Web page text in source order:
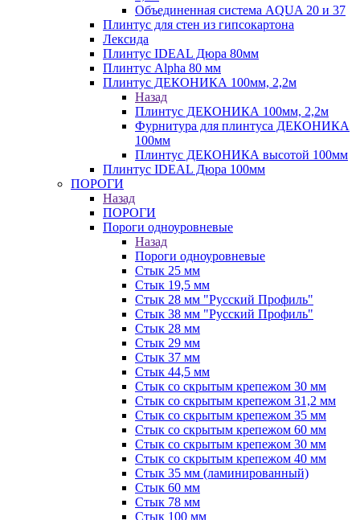
Объединенная система AQUA 20 и 37
Плинтус для стен из гипсокартона
Лексида
Плинтус IDEAL Дюра 80мм
Плинтус Alpha 80 мм
Плинтус ДЕКОНИКА 100мм, 2,2м
Назад
Плинтус ДЕКОНИКА 100мм, 2,2м
Фурнитура для плинтуса ДЕКОНИКА
100мм
Плинтус ДЕКОНИКА высотой 100мм
Плинтус IDEAL Дюра 100мм
ПОРОГИ
Назад
ПОРОГИ
Пороги одноуровневые
Назад
Пороги одноуровневые
Стык 25 мм
Стык 19,5 мм
Стык 28 мм "Русский Профиль"
Стык 38 мм "Русский Профиль"
Стык 28 мм
Стык 29 мм
Стык 37 мм
Стык 44,5 мм
Стык со скрытым крепежом 30 мм
Стык со скрытым крепежом 31,2 мм
Стык со скрытым крепежом 35 мм
Стык со скрытым крепежом 60 мм
Стык со скрытым крепежом 30 мм
Стык со скрытым крепежом 40 мм
Стык 35 мм (ламинированный)
Стык 60 мм
Стык 78 мм
Стык 100 мм